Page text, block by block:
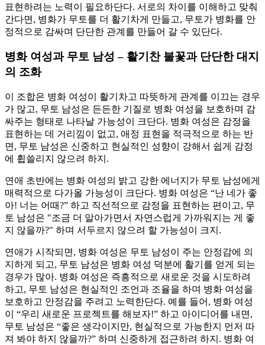
표현하려는 노력이 필요하단다. 서로의 차이를 이해하고 맞춰
간다면, 병화가 무토를 더 활기차게 만들고, 무토가 병화를 안
정적으로 감싸며 단단한 관계를 만들어 갈 수 있단다.
병화 여성과 무토 남성 – 활기찬 불꽃과 단단한 대지
의 조화
이 조합은 병화 여성이 활기차고 따뜻하게 관계를 이끄는 경우
가 많고, 무토 남성은 든든한 기질로 병화 여성을 보호하며 감
싸주는 형태로 나타날 가능성이 크단다. 병화 여성은 감정을
표현하는 데 거리낌이 없고, 애정 표현을 적극적으로 하는 반
면, 무토 남성은 신중하고 현실적인 성향이 강해서 쉽게 감정
에 휩쓸리지 않으려 하지.
연애 초반에는 병화 여성의 밝고 강한 에너지가 무토 남성에게
매력적으로 다가올 가능성이 크단다. 병화 여성은 “난 네가 좋
아! 너는 어때?” 하고 직선적으로 감정을 표현하는 편이고, 무
토 남성은 "조금 더 알아가면서 자연스럽게 가까워지는 게 좋
지 않을까?" 하며 서두르지 않으려 할 가능성이 크지.
연애가 시작되면, 병화 여성은 무토 남성이 주는 안정감에 의
지하게 되고, 무토 남성은 병화 여성 덕분에 활기를 얻게 되는
경우가 많아. 병화 여성은 즉흥적으로 새로운 것을 시도하려
하고, 무토 남성은 현실적인 조언과 조율을 하며 병화 여성을
보호하고 안정감을 주려고 노력한단다. 예를 들어, 병화 여성
이 “우리 새로운 프로젝트를 해보자!” 하고 아이디어를 내면,
무토 남성은 “좋은 생각이지만, 현실적으로 가능한지 먼저 따
져 봐야 하지 않을까?” 하며 신중하게 접근하려 하지. 병화 여